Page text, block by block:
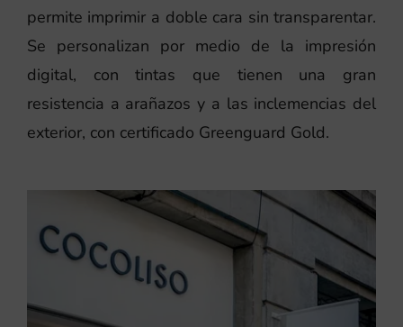
permite imprimir a doble cara sin transparentar.
Se personalizan por medio de la impresión
digital, con tintas que tienen una gran
resistencia a arañazos y a las inclemencias del
exterior, con certificado Greenguard Gold.